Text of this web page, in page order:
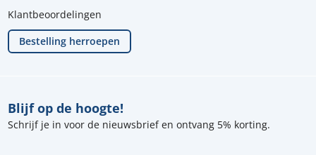
Blijf op de hoogte!
Schrijf je in voor de nieuwsbrief en ontvang 5% korting.
Klantbeoordelingen
Bestelling herroepen